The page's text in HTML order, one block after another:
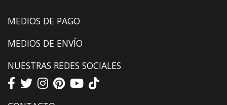
MEDIOS DE PAGO
MEDIOS DE ENVÍO
NUESTRAS REDES SOCIALES